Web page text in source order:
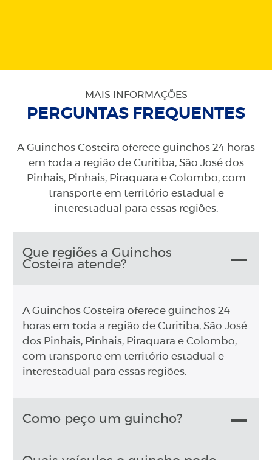
MAIS INFORMAÇÕES
PERGUNTAS FREQUENTES
A Guinchos Costeira oferece guinchos 24 horas
em toda a região de Curitiba, São José dos
Pinhais, Pinhais, Piraquara e Colombo, com
transporte em território estadual e
interestadual para essas regiões.
Que regiões a Guinchos
Costeira atende?
A Guinchos Costeira oferece guinchos 24
horas em toda a região de Curitiba, São José
dos Pinhais, Pinhais, Piraquara e Colombo,
com transporte em território estadual e
interestadual para essas regiões.
Como peço um guincho?